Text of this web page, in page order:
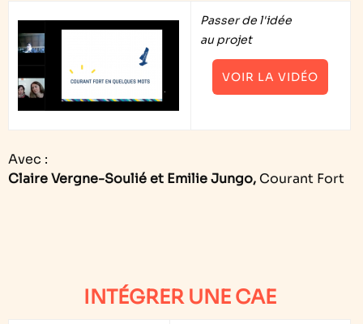
Passer de l'idée
au projet
VOIR LA VIDÉO
Avec :
Claire Vergne-Soulié et Emilie Jungo, Courant Fort
INTÉGRER UNE CAE